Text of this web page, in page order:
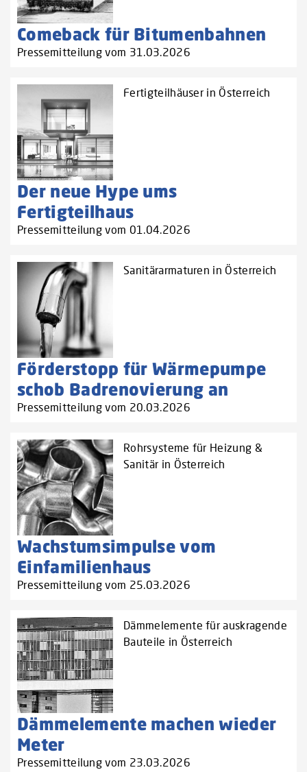
Comeback für Bitumenbahnen
Pressemitteilung vom 31.03.2026
Fertigteilhäuser in Österreich
Der neue Hype ums
Fertigteilhaus
Pressemitteilung vom 01.04.2026
Sanitärarmaturen in Österreich
Förderstopp für Wärmepumpe
schob Badrenovierung an
Pressemitteilung vom 20.03.2026
Rohrsysteme für Heizung &
Sanitär in Österreich
Wachstumsimpulse vom
Einfamilienhaus
Pressemitteilung vom 25.03.2026
Dämmelemente für auskragende
Bauteile in Österreich
Dämmelemente machen wieder
Meter
Pressemitteilung vom 23.03.2026